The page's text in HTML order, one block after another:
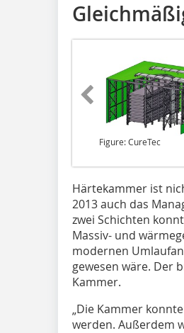
Figure: CureTec
Härtekammer ist
2013 auch das
zwei Schichten
Massiv- und
modernen
gewesen wäre. Der
Kammer.
„Die Kammer
werden. Außerdem